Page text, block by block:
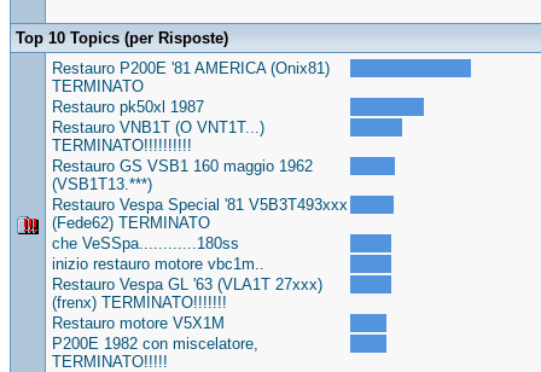
Top 10 Topics (per Risposte)
Restauro P200E '81 AMERICA (Onix81)
TERMINATO
Restauro pk50xl 1987
Restauro VNB1T (O VNT1T...)
TERMINATO!!!!!!!!!!
Restauro GS VSB1 160 maggio 1962
(VSB1T13.***)
Restauro Vespa Special '81 V5B3T493xxx
(Fede62) TERMINATO
che VeSSpa............180ss
inizio restauro motore vbc1m..
Restauro Vespa GL '63 (VLA1T 27xxx)
(frenx) TERMINATO!!!!!!!
Restauro motore V5X1M
P200E 1982 con miscelatore,
TERMINATO!!!!!